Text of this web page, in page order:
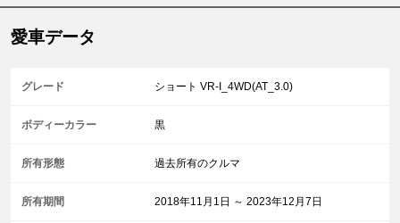
愛車データ
グレード ショート VR-I_4WD(AT_3.0)
ボディーカラー 黒
所有形態 過去所有のクルマ
所有期間 2018年11月1日 ～ 2023年12月7日